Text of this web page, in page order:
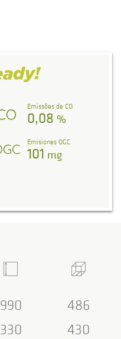
Emissões de CO
0,08 %
Emisiones OGC
101 mg
990 486
330 430